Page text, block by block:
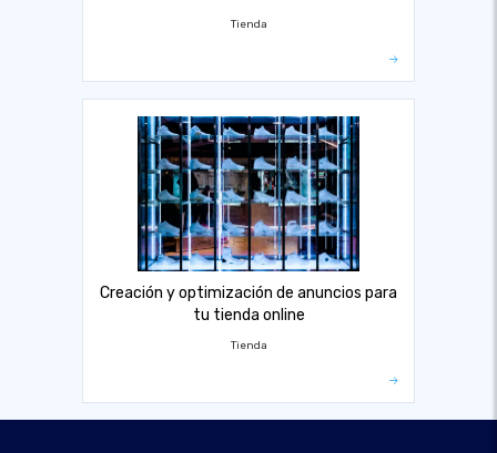
Tienda
Creación y optimización de anuncios para
tu tienda online
Tienda